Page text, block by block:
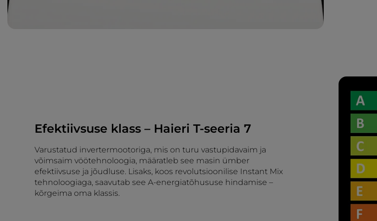
Efektiivsuse klass – Haieri T-seeria 7
Varustatud invertermootoriga, mis on turu vastupidavaim ja
võimsaim vöötehnoloogia, määratleb see masin ümber
efektiivsuse ja jõudluse. Lisaks, koos revolutsioonilise Instant Mix
tehnoloogiaga, saavutab see A-energiatõhususe hindamise –
kõrgeima oma klassis.